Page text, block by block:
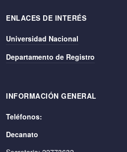
ENLACES DE INTERÉS
Universidad Nacional
Departamento de Registro
INFORMACIÓN GENERAL
Teléfonos:
Decanato